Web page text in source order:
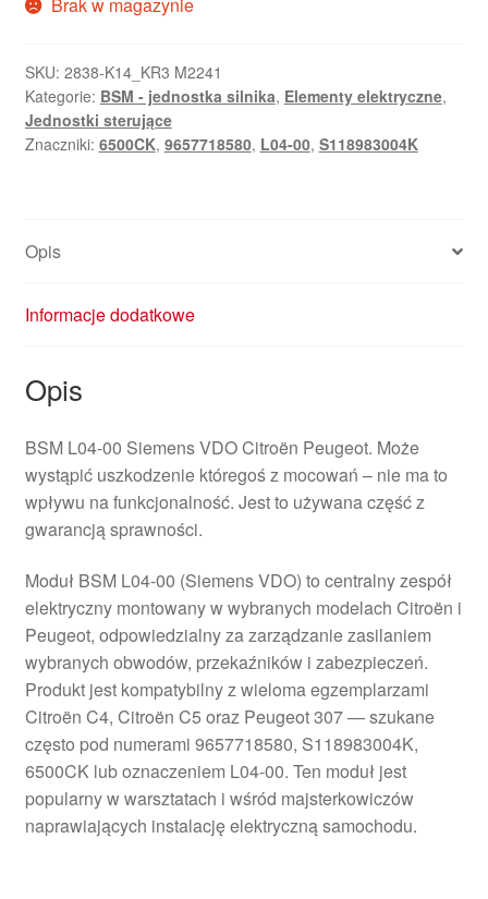
SKU: 2838-K14_KR3 M2241
Kategorie: BSM - jednostka silnika, Elementy elektryczne,
Jednostki sterujące
Znaczniki: 6500CK, 9657718580, L04-00, S118983004K
Opis
Informacje dodatkowe
Opis
BSM L04-00 Siemens VDO Citroën Peugeot. Może
wystąpić uszkodzenie któregoś z mocowań – nie ma to
wpływu na funkcjonalność. Jest to używana część z
gwarancją sprawności.
Moduł BSM L04-00 (Siemens VDO) to centralny zespół
elektryczny montowany w wybranych modelach Citroën i
Peugeot, odpowiedzialny za zarządzanie zasilaniem
wybranych obwodów, przekaźników i zabezpieczeń.
Produkt jest kompatybilny z wieloma egzemplarzami
Citroën C4, Citroën C5 oraz Peugeot 307 — szukane
często pod numerami 9657718580, S118983004K,
6500CK lub oznaczeniem L04-00. Ten moduł jest
popularny w warsztatach i wśród majsterkowiczów
naprawiających instalację elektryczną samochodu.